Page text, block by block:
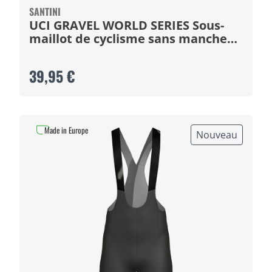
SANTINI
UCI GRAVEL WORLD SERIES Sous-
maillot de cyclisme sans manches
39,95 €
Nouveau
Made in Europe